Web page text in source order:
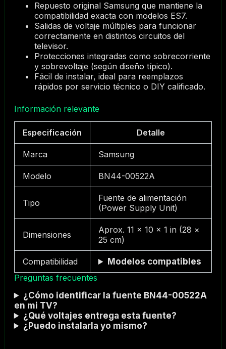
Repuesto original Samsung que mantiene la
compatibilidad exacta con modelos ES7.
Salidas de voltaje múltiples para funcionar
correctamente en distintos circuitos del
televisor.
Protecciones integradas como sobrecorriente
y sobrevoltaje (según diseño típico).
Fácil de instalar, ideal para reemplazos
rápidos por servicio técnico o DIY calificado.
Información relevante
Especificación Detalle
Marca Samsung
Modelo BN44-00522A
Tipo
Fuente de alimentación
(Power Supply Unit)
Dimensiones
Aprox. 11 × 10 × 1 in (28 ×
25 cm)
Compatibilidad
Modelos compatibles
Preguntas frecuentes
¿Cómo identificar la fuente BN44-00522A
en mi TV?
¿Qué voltajes entrega esta fuente?
¿Puedo instalarla yo mismo?